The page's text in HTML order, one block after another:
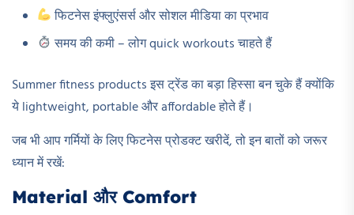
फिटनेस इंफ्लुएंसर्स और सोशल मीडिया का प्रभाव
समय की कमी – लोग quick workouts चाहते हैं
Summer fitness products इस ट्रेंड का बड़ा हिस्सा बन चुके हैं क्योंकि
ये lightweight, portable और affordable होते हैं।
जब भी आप गर्मियों के लिए फिटनेस प्रोडक्ट खरीदें, तो इन बातों को जरूर
ध्यान में रखें:
Material और Comfort